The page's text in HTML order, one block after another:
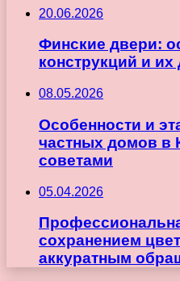
20.06.2026
Финские двери:
конструкций и их
08.05.2026
Особенности и
частных домов в
советами
05.04.2026
сохранением
аккуратным